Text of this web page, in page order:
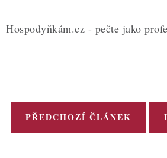
Hospodyňkám.cz - pečte jako
PŘEDCHOZÍ ČLÁNEK